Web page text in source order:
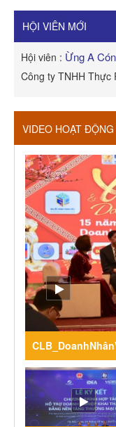
Công
HỘI VIÊN MỚI
Long
Hội
VIDEO HOẠT ĐỘNG